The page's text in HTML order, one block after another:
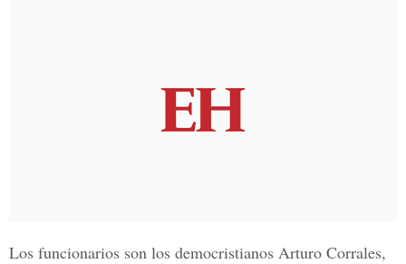
Los funcionarios son los democristianos Arturo Corrales,